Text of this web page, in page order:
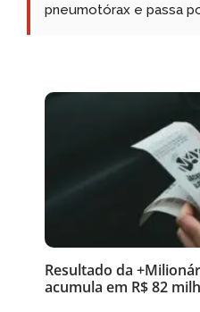
pneumotórax e passa
Resultado da
acumula em R$ 82